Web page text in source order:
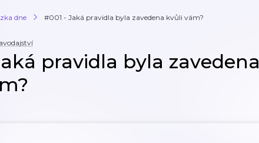
dne #001 - Jaká pravidla byla zavedena kvůli vám?
pravidla byla zavedena